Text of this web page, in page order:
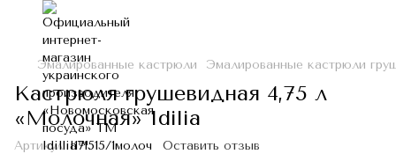
Эмалированные кастрюли Эмалированные кастрюли
Кастрюля грушевидная 4,75 л
«Молочная» Idilia
Артикул:I171515/1молоч Оставить отзыв